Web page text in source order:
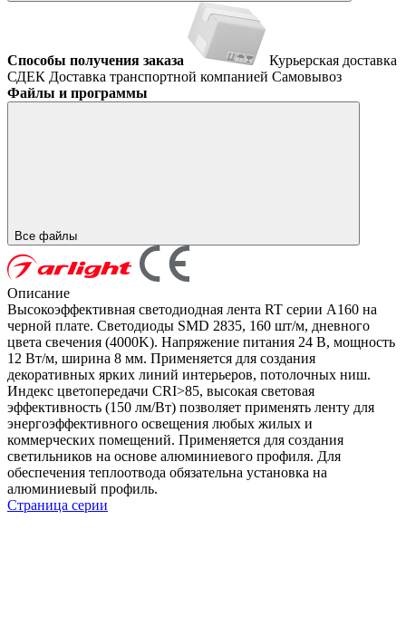
Способы получения заказа
Курьерская доставка
СДЕК Доставка транспортной компанией Самовывоз
Файлы и программы
Все файлы
Описание
Высокоэффективная светодиодная лента RT серии A160 на
черной плате. Светодиоды SMD 2835, 160 шт/м, дневного
цвета свечения (4000K). Напряжение питания 24 В, мощность
12 Вт/м, ширина 8 мм. Применяется для создания
декоративных ярких линий интерьеров, потолочных ниш.
Индекс цветопередачи CRI>85, высокая световая
эффективность (150 лм/Вт) позволяет применять ленту для
энергоэффективного освещения любых жилых и
коммерческих помещений. Применяется для создания
светильников на основе алюминиевого профиля. Для
обеспечения теплоотвода обязательна установка на
алюминиевый профиль.
Страница серии